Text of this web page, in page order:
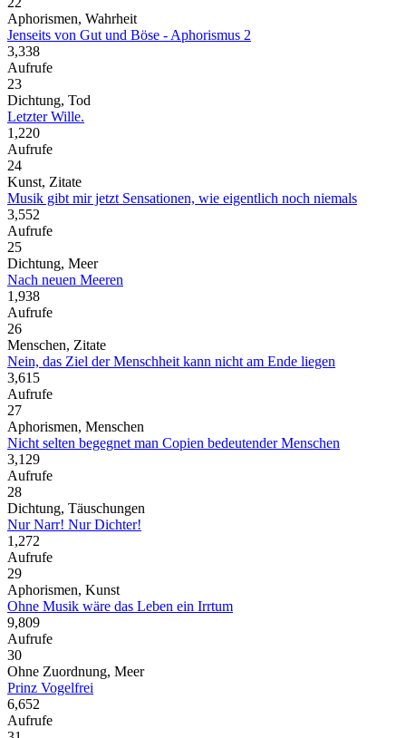
Aphorismen, Wahrheit
Jenseits von Gut und Böse - Aphorismus 2
3,338
Aufrufe
23
Dichtung, Tod
Letzter Wille.
1,220
Aufrufe
24
Kunst, Zitate
Musik gibt mir jetzt Sensationen, wie eigentlich noch niemals
3,552
Aufrufe
25
Dichtung, Meer
Nach neuen Meeren
1,938
Aufrufe
26
Menschen, Zitate
Nein, das Ziel der Menschheit kann nicht am Ende liegen
3,615
Aufrufe
27
Aphorismen, Menschen
Nicht selten begegnet man Copien bedeutender Menschen
3,129
Aufrufe
28
Dichtung, Täuschungen
Nur Narr! Nur Dichter!
1,272
Aufrufe
29
Aphorismen, Kunst
Ohne Musik wäre das Leben ein Irrtum
9,809
Aufrufe
30
Ohne Zuordnung, Meer
Prinz Vogelfrei
6,652
Aufrufe